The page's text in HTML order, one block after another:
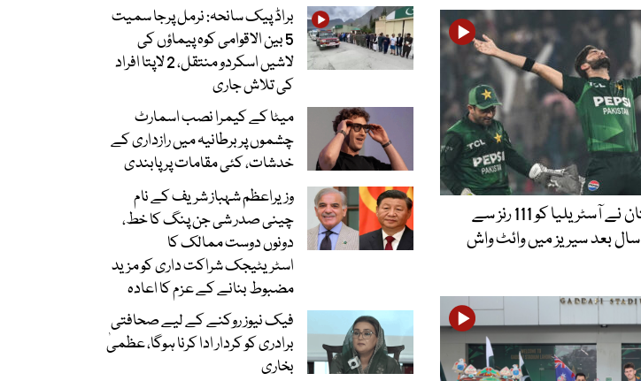
تیسرا ٹی20: پاکستان نے آسٹریلیا کو 111 رنز سے
شکست دے کر 7 سال بعد سیریز میں وائٹ واش
براڈ پیک سانحہ: نرمل پرجا سمیت
5 بین الاقوامی کوہ پیماؤں کی
لاشیں اسکردو منتقل، 2 لاپتا افراد
کی تلاش جاری
میٹا کے کیمرا نصب اسمارٹ
چشموں پر برطانیہ میں رازداری کے
خدشات، کئی مقامات پر پابندی
وزیراعظم شہباز شریف کے نام
چینی صدر شی جن پنگ کا خط،
دونوں دوست ممالک کا
اسٹریٹیجک شراکت داری کو مزید
مضبوط بنانے کے عزم کا اعادہ
فیک نیوز روکنے کے لیے صحافتی
برادری کو کردار ادا کرنا ہوگا، عظمیٰ
بخاری